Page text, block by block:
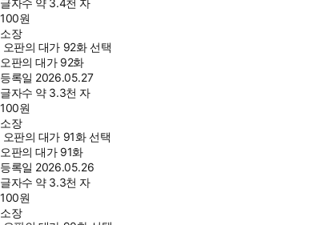
글자수 약 3.4천 자
100원
소장
오판의 대가 92화 선택
오판의 대가 92화
등록일 2026.05.27
글자수 약 3.3천 자
100원
소장
오판의 대가 91화 선택
오판의 대가 91화
등록일 2026.05.26
글자수 약 3.3천 자
100원
소장